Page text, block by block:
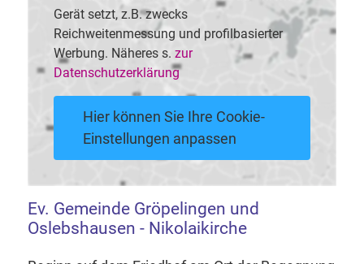
Gerät setzt, z.B. zwecks
Reichweitenmessung und profilbasierter
Werbung. Näheres s. zur
Datenschutzerklärung
Hier können Sie Ihre Cookie-
Einstellungen anpassen
Ev. Gemeinde Gröpelingen und
Oslebshausen - Nikolaikirche